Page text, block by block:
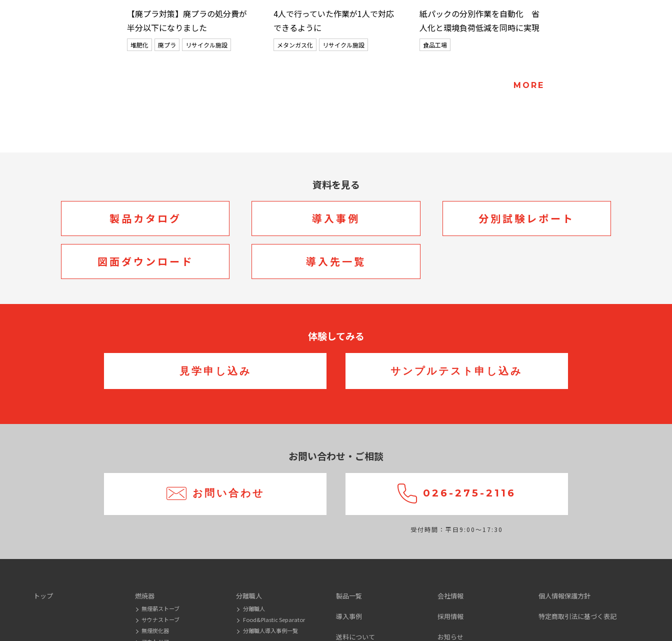
【廃プラ対策】廃プラの処分費が
半分以下になりました
堆肥化 廃プラ リサイクル施設
4人で行っていた作業が1人で対応
できるように
メタンガス化 リサイクル施設
紙パックの分別作業を自動化 省
人化と環境負荷低減を同時に実現
食品工場
MORE
資料を見る
製品カタログ 導入事例 分別試験レポート
図面ダウンロード 導入先一覧
体験してみる
見学申し込み サンプルテスト申し込み
お問い合わせ・ご相談
お問い合わせ 026-275-2116
受付時間：平日9:00～17:30
トップ 燃焼器
無煙薪ストーブ
サウナストーブ
無煙炭化器
分離職人
分離職人
Food&Plastic Separator
分離職人導入事例一覧
製品一覧
導入事例
送料について
会社情報
採用情報
お知らせ
個人情報保護方針
特定商取引法に基づく表記